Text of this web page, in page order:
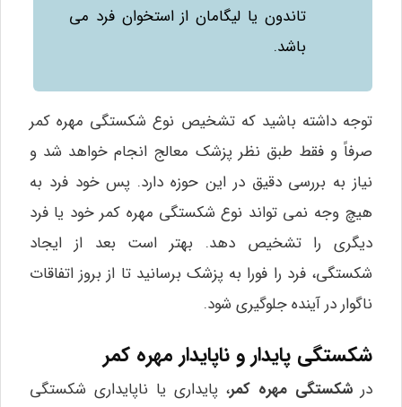
تاندون یا لیگامان از استخوان فرد می‌
باشد.
توجه داشته باشید که تشخیص نوع شکستگی مهره کمر
صرفاً و فقط طبق نظر پزشک معالج انجام خواهد شد و
نیاز به بررسی دقیق در این حوزه دارد. پس خود فرد به
هیچ وجه نمی تواند نوع شکستگی مهره کمر خود یا فرد
دیگری را تشخیص دهد. بهتر است بعد از ایجاد
شکستگی، فرد را فورا به پزشک برسانید تا از بروز اتفاقات
ناگوار در آینده جلوگیری شود.
شکستگی پایدار و ناپایدار مهره کمر
در شکستگی مهره کمر، پایداری یا ناپایداری شکستگی